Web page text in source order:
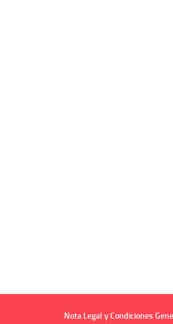
Nota Legal y Condiciones